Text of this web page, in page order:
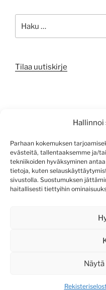
Parhaan kokemuksen
evästeitä, tallentaaksemme ja/
tekniikoiden hyväksyminen
tietoja, kuten
sivustolla. Suostumuksen
haitallisesti tiettyihin
Tilaa uutiskirje
Sisältösyöte
Kommenttisyöte